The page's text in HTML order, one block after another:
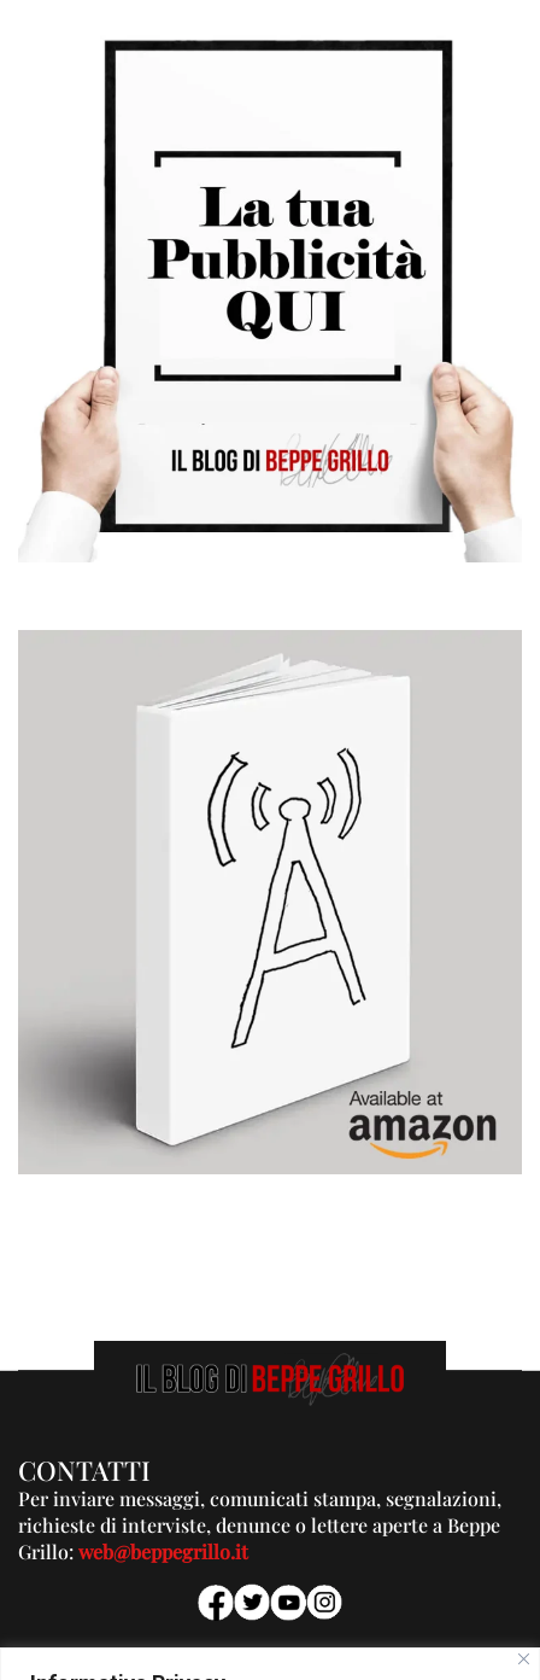
CONTATTI
Per inviare messaggi, comunicati stampa, segnalazioni,
richieste di interviste, denunce o lettere aperte a Beppe
Grillo:web@beppegrillo.it